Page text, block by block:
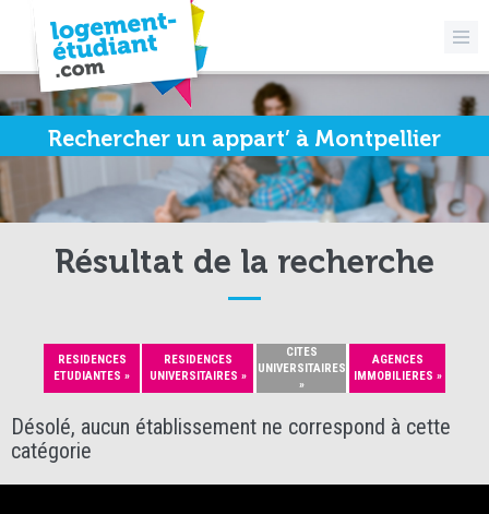
Rechercher un appart’ à Montpellier
Résultat de la recherche
RESIDENCES
ETUDIANTES »
RESIDENCES
UNIVERSITAIRES »
CITES
UNIVERSITAIRES
»
AGENCES
IMMOBILIERES »
Désolé, aucun établissement ne correspond à cette
catégorie